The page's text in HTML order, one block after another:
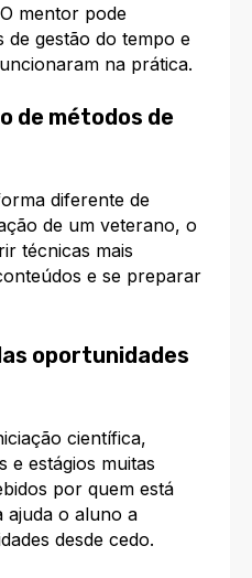
mentor pode
de gestão do tempo e
na prática.
de métodos de
diferente de
de um veterano, o
técnicas mais
e se preparar
oportunidades
científica,
e estágios muitas
por quem está
ajuda o aluno a
desde cedo.